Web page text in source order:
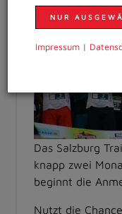
Das Salzburg
knapp zwei
beginnt die
Nutzt die
NUR
Impressum |